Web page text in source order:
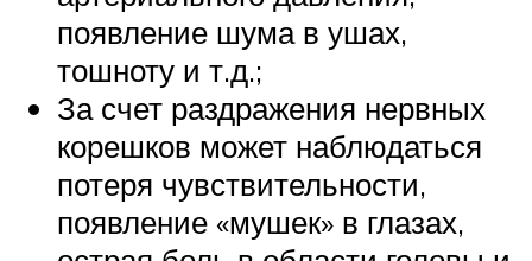
появление шума в ушах,
тошноту и т.д.;
За счет раздражения нервных
корешков может наблюдаться
потеря чувствительности,
появление «мушек» в глазах,